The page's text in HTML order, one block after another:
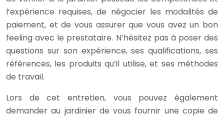
l’expérience requises, de négocier les modalités de
paiement, et de vous assurer que vous avez un bon
feeling avec le prestataire. N’hésitez pas à poser des
questions sur son expérience, ses qualifications, ses
références, les produits qu’il utilise, et ses méthodes
de travail.
Lors de cet entretien, vous pouvez également
demander au jardinier de vous fournir une copie de